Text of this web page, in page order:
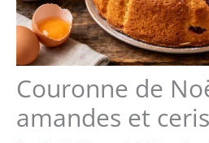
Couronne de
amandes et